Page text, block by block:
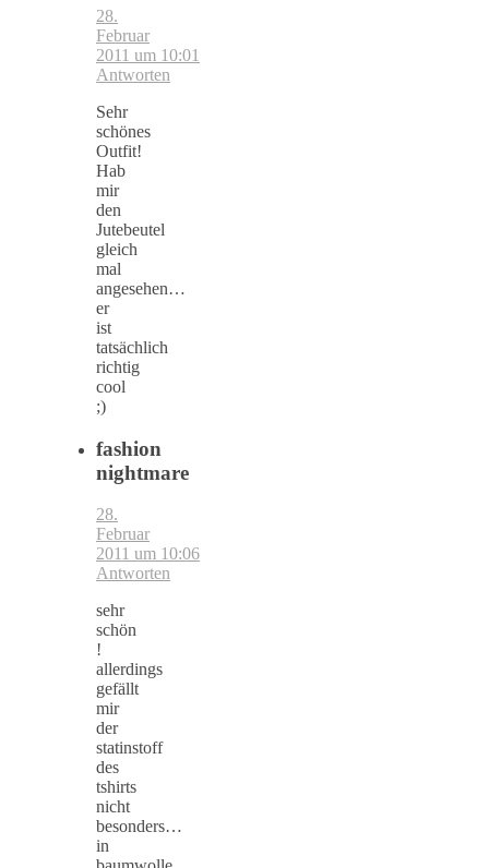
28.
Februar
2011 um 10:01
Antworten
Sehr
schönes
Outfit!
Hab
mir
den
Jutebeutel
gleich
mal
angesehen…
er
ist
tatsächlich
richtig
cool
;)
fashion
nightmare
28.
Februar
2011 um 10:06
Antworten
sehr
schön
!
allerdings
gefällt
mir
der
statinstoff
des
tshirts
nicht
besonders…
in